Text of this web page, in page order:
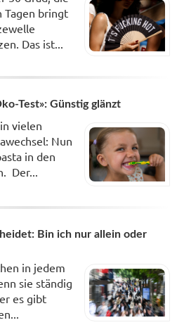
Tagen bringt
Das ist...
Test»: Günstig glänzt
vielen
Nun
in den
Der...
Bin ich nur allein oder
in jedem
sie ständig
es gibt